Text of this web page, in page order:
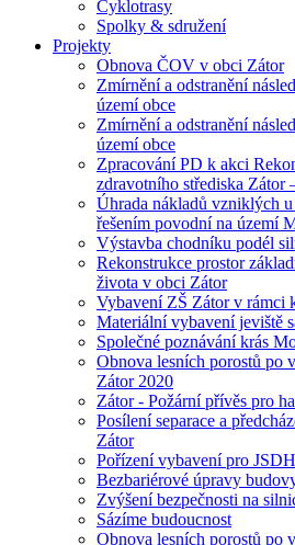
Cyklotrasy
Spolky & sdružení
Projekty
Obnova ČOV v obci Zátor
Zmírnění a odstranění
území obce
Zmírnění a odstranění
území obce
Zpracování PD k akci
zdravotního střediska Zátor
Úhrada nákladů vzniklých
řešením povodní na území
Výstavba chodníku podél
Rekonstrukce prostor
života v obci Zátor
Vybavení ZŠ Zátor v rámci
Materiální vybavení jeviště
Společné poznávání krás
Obnova lesních porostů po
Zátor 2020
Zátor - Požární přívěs pro
Posílení separace a
Zátor
Pořízení vybavení pro
Bezbariérové úpravy
Zvýšení bezpečnosti na
Sázíme budoucnost
Obnova lesních porostů po